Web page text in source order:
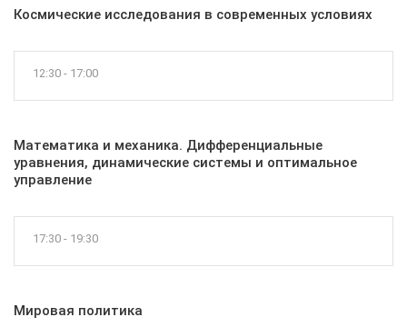
Космические исследования в современных условиях
12:30 - 17:00
Математика и механика. Дифференциальные
уравнения, динамические системы и оптимальное
управление
17:30 - 19:30
Мировая политика